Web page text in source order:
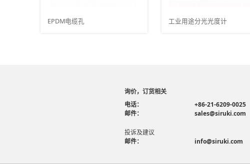
工业用途分光光度计 跑道摩擦系数测定仪
询价，订货相关
电话：
+86-21-6209-0025
邮件：
sales@siruki.com
投诉及建议
邮件：
info@siruki.com